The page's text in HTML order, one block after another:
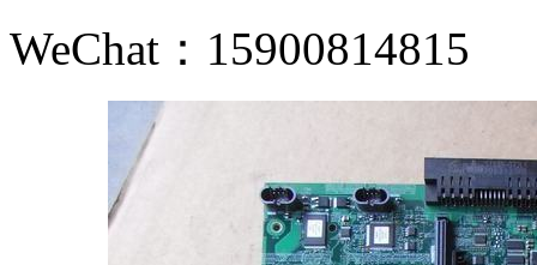
WeChat：15900814815